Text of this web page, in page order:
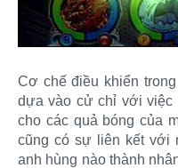
Cơ chế điều khiển
dựa vào cử chỉ với việc
cho các quả bóng của
cũng có sự liên kết với
anh hùng nào thành